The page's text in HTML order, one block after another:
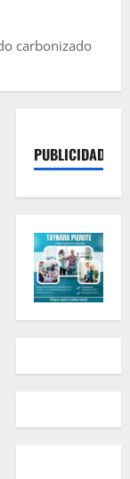
carbonizado
PUBLICIDADE